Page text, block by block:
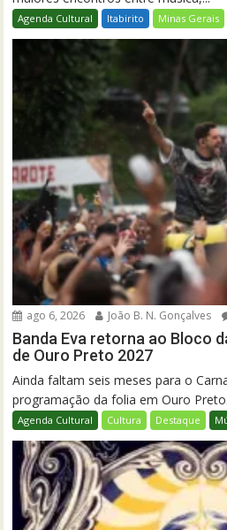
Agenda Cultural Itabirito Minas Gerais
ago 6, 2026 João B. N. Gonçalves
Banda Eva retorna ao Bloco
de Ouro Preto 2027
Ainda faltam seis meses para o
programação da folia em Ouro
Agenda Cultural Cultura Destaque